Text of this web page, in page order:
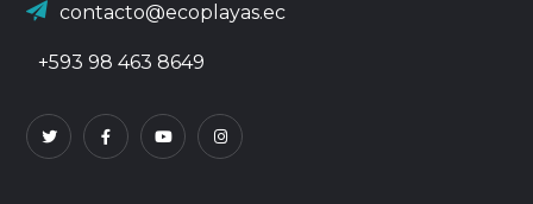
contacto@ecoplayas.ec
+593 98 463 8649